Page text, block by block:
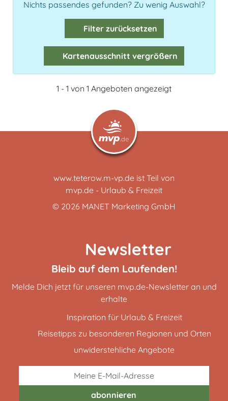
Nichts passendes gefunden? Zu wenig Auswahl?
Filter zurücksetzen
Kartenausschnitt vergrößern
1 - 1 von 1 Angeboten angezeigt
www.teterow.m-vp.de ist Teil von
mvp.de - Urlaub & Freizeit
© 2026 MANET Marketing GmbH
Newsletter
Bleib auf dem Laufenden!
Melde Dich jetzt für unseren mvp.de-Newsletter an und
erhalte
Inspiration für Urlaub & Freizeit
Reisetipps zu besonderen Regionen und Orten
unwiderstehliche Angebote
abonnieren